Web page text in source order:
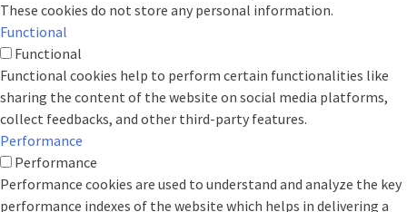
These cookies do not store any personal information.
Functional
Functional
Functional cookies help to perform certain functionalities like
sharing the content of the website on social media platforms,
collect feedbacks, and other third-party features.
Performance
Performance
Performance cookies are used to understand and analyze the key
performance indexes of the website which helps in delivering a